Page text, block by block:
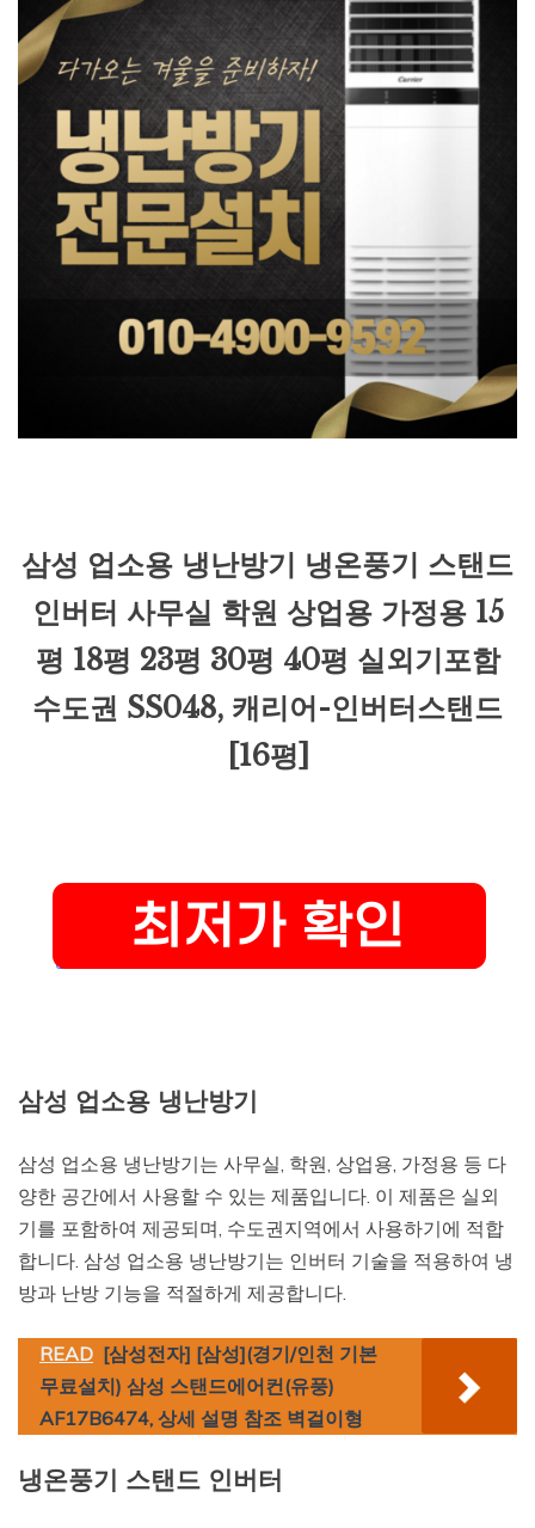
삼성 업소용 냉난방기 냉온풍기 스탠드
인버터 사무실 학원 상업용 가정용 15
평 18평 23평 30평 40평 실외기포함
수도권 SS048, 캐리어-인버터스탠드
[16평]
삼성 업소용 냉난방기
삼성 업소용 냉난방기는 사무실, 학원, 상업용, 가정용 등 다
양한 공간에서 사용할 수 있는 제품입니다. 이 제품은 실외
기를 포함하여 제공되며, 수도권지역에서 사용하기에 적합
합니다. 삼성 업소용 냉난방기는 인버터 기술을 적용하여 냉
방과 난방 기능을 적절하게 제공합니다.
READ [삼성전자] [삼성](경기/인천 기본
무료설치) 삼성 스탠드에어컨(유풍)
AF17B6474, 상세 설명 참조 벽걸이형
냉온풍기 스탠드 인버터